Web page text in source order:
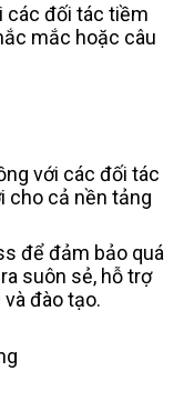
các đối tác tiềm
mắc hoặc câu
với các đối tác
cho cả nền tảng
để đảm bảo quá
suôn sẻ, hỗ trợ
đào tạo.